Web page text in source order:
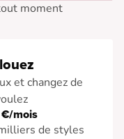
moment
et changez de
€/mois
de styles